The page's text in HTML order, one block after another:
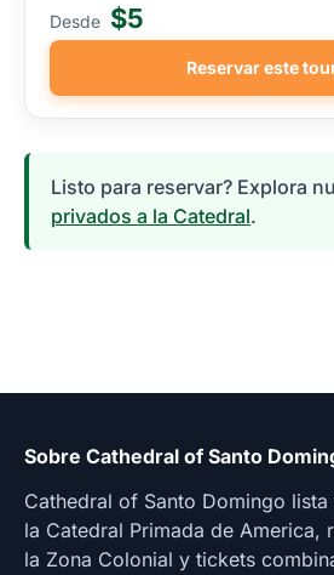
Desde $5
Reservar este
Listo para reservar? Explora
privados a la Catedral.
Sobre Cathedral of Santo
Cathedral of Santo Domingo
la Catedral Primada de America,
la Zona Colonial y tickets